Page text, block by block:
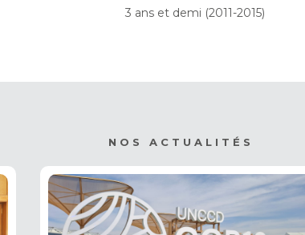
3 ans et demi (2011-2015)
NOS ACTUALITÉS